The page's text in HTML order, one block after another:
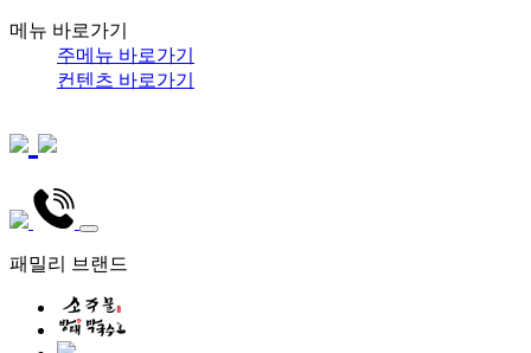
메뉴 바로가기
주메뉴 바로가기
컨텐츠 바로가기
패밀리 브랜드